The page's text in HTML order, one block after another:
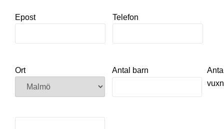
Epost Telefon
Ort Antal barn